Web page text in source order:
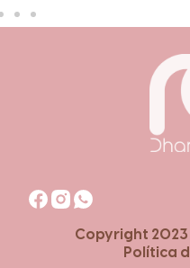
Copyright 2023
Política